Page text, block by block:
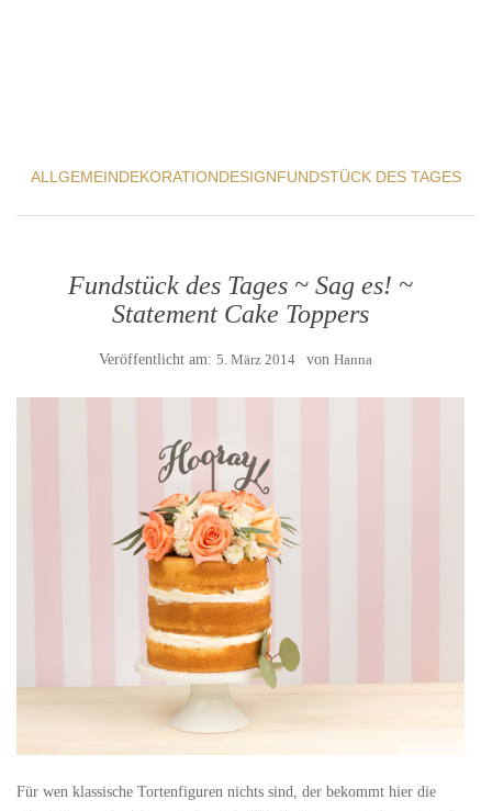
ALLGEMEINDEKORATIONDESIGNFUNDSTÜCK DES TAGES
Fundstück des Tages ~ Sag es! ~
Statement Cake Toppers
Veröffentlicht am: 5. März 2014 von Hanna
Für wen klassische Tortenfiguren nichts sind, der bekommt hier die